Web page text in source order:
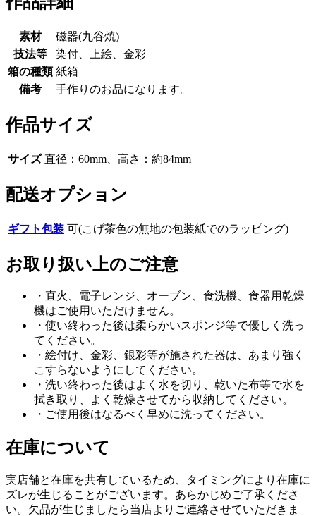
素材
磁器(九谷焼)
技法等
染付、上絵、金彩
箱の種類 紙箱
備考
手作りのお品になります。
作品サイズ
サイズ 直径：60mm、高さ：約84mm
配送オプション
ギフト包装 可(こげ茶色の無地の包装紙でのラッピング)
お取り扱い上のご注意
・直火、電子レンジ、オーブン、食洗機、食器用乾燥
機はご使用いただけません。
・使い終わった後は柔らかいスポンジ等で優しく洗っ
てください。
・絵付け、金彩、銀彩等が施された器は、あまり強く
こすらないようにしてください。
・洗い終わった後はよく水を切り、乾いた布等で水を
拭き取り、よく乾燥させてから収納してください。
・ご使用後はなるべく早めに洗ってください。
在庫について
実店舗と在庫を共有しているため、タイミングにより在庫に
ズレが生じることがございます。あらかじめご了承くださ
い。欠品が生じましたら当店よりご連絡させていただきま